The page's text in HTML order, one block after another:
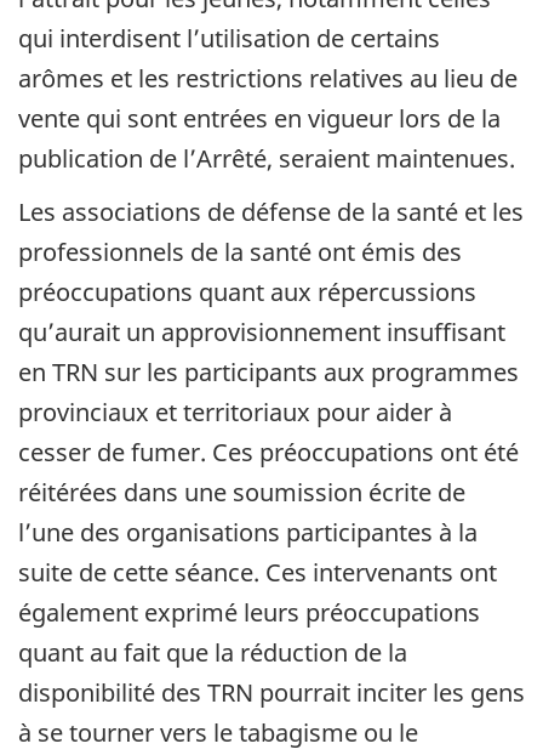
qui interdisent l’utilisation de certains
arômes et les restrictions relatives au lieu de
vente qui sont entrées en vigueur lors de la
publication de l’Arrêté, seraient maintenues.
Les associations de défense de la santé et les
professionnels de la santé ont émis des
préoccupations quant aux répercussions
qu’aurait un approvisionnement insuffisant
en TRN sur les participants aux programmes
provinciaux et territoriaux pour aider à
cesser de fumer. Ces préoccupations ont été
réitérées dans une soumission écrite de
l’une des organisations participantes à la
suite de cette séance. Ces intervenants ont
également exprimé leurs préoccupations
quant au fait que la réduction de la
disponibilité des TRN pourrait inciter les gens
à se tourner vers le tabagisme ou le